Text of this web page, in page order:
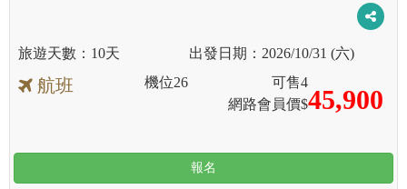
10天 2026/10/31 (六)
航班
網路會員價$45,900
機位26 可售4
報名